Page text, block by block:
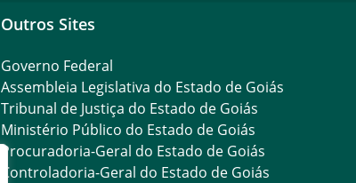
Outros Sites
Governo Federal
Assembleia Legislativa do Estado de Goiás
Tribunal de Justiça do Estado de Goiás
Ministério Público do Estado de Goiás
Procuradoria-Geral do Estado de Goiás
Controladoria-Geral do Estado de Goiás